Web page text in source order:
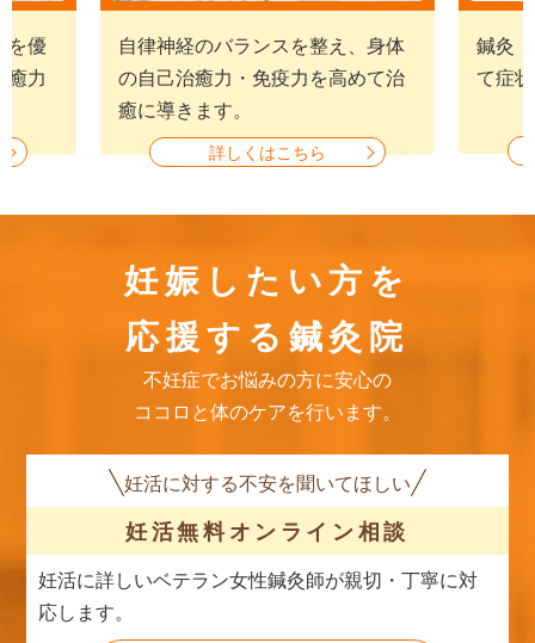
を優
癒力
自律神経のバランスを整え、身体
の自己治癒力・免疫力を高めて治
癒に導きます。
詳しくはこちら
鍼灸
て症
妊娠したい方を
応援する鍼灸院
不妊症でお悩みの方に安心の
ココロと体のケアを行います。
妊活に対する不安を聞いてほしい
妊活無料オンライン相談
妊活に詳しいベテラン女性鍼灸師が親切・丁寧に対
応します。